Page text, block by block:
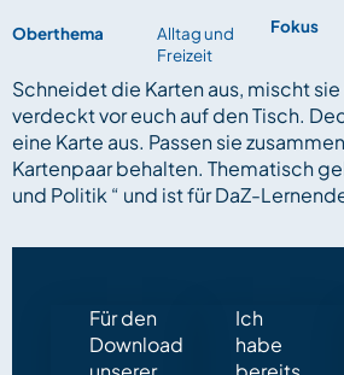
Oberthema
Alltag und
Freizeit
Fokus
Schneidet die Karten aus, mischt
verdeckt vor euch auf den Tisch.
eine Karte aus. Passen sie
Kartenpaar behalten. Thematisch
und Politik “ und ist für DaZ-
Für den
Download
Ich
habe